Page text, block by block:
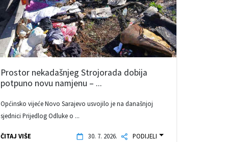
Prostor nekadašnjeg Strojorada dobija
potpuno novu namjenu – ...
Općinsko vijeće Novo Sarajevo usvojilo je na današnjoj
sjednici Prijedlog Odluke o ...
ČITAJ VIŠE 30. 7. 2026. PODIJELI